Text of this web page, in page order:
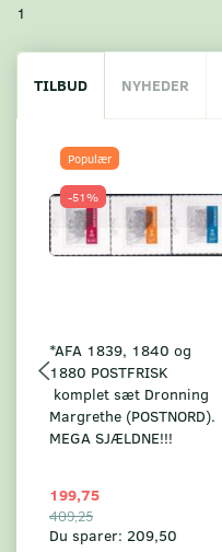
1
TILBUD NYHEDER
Populær
-51%
*AFA 1839, 1840 og
1880 POSTFRISK
komplet sæt Dronning
Margrethe (POSTNORD).
MEGA SJÆLDNE!!!
199,75
409,25
Du sparer: 209,50